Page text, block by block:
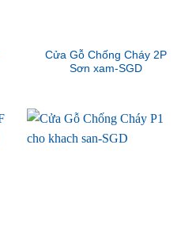
Cửa Gỗ Chống Cháy 2P
Sơn xam-SGD